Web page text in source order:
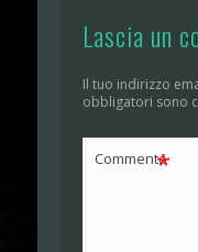
Lascia un
Il tuo indirizzo
obbligatori sono
Commento
*